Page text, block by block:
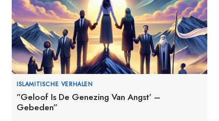
ISLAMITISCHE VERHALEN
”Geloof Is De Genezing Van Angst’ –
Gebeden”